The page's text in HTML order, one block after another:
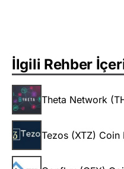
İlgili Rehber
Theta Network
Tezos (XTZ) Coin